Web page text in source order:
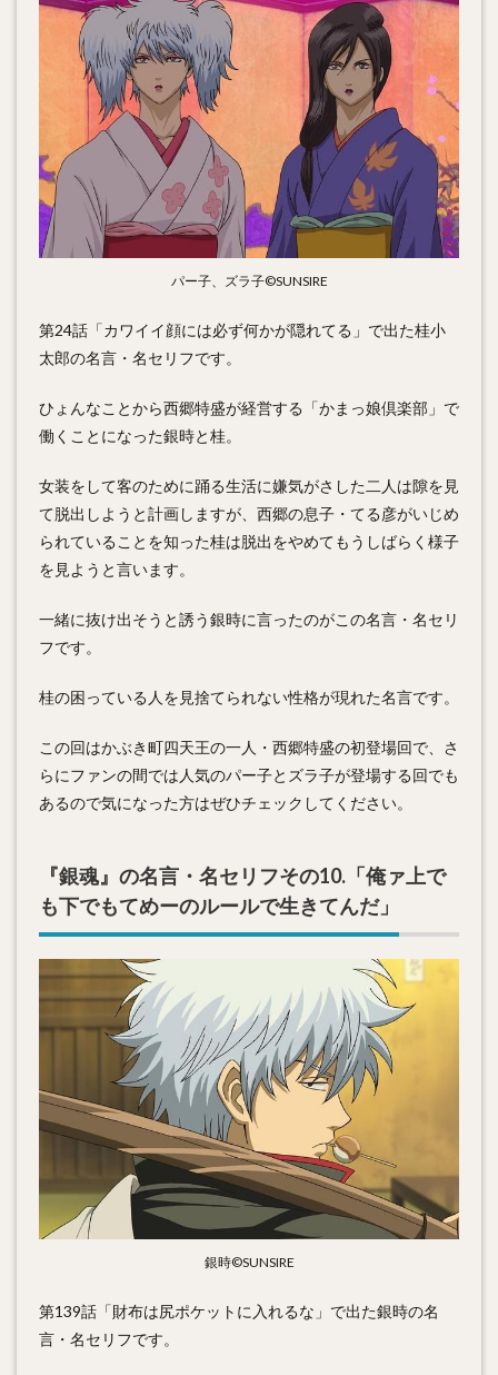
パー子、ズラ子©SUNSIRE
第24話「カワイイ顔には必ず何かが隠れてる」で出た桂小
太郎の名言・名セリフです。
ひょんなことから西郷特盛が経営する「かまっ娘倶楽部」で
働くことになった銀時と桂。
女装をして客のために踊る生活に嫌気がさした二人は隙を見
て脱出しようと計画しますが、西郷の息子・てる彦がいじめ
られていることを知った桂は脱出をやめてもうしばらく様子
を見ようと言います。
一緒に抜け出そうと誘う銀時に言ったのがこの名言・名セリ
フです。
桂の困っている人を見捨てられない性格が現れた名言です。
この回はかぶき町四天王の一人・西郷特盛の初登場回で、さ
らにファンの間では人気のパー子とズラ子が登場する回でも
あるので気になった方はぜひチェックしてください。
『銀魂』の名言・名セリフその10.「俺ァ上で
も下でもてめーのルールで生きてんだ」
銀時©SUNSIRE
第139話「財布は尻ポケットに入れるな」で出た銀時の名
言・名セリフです。